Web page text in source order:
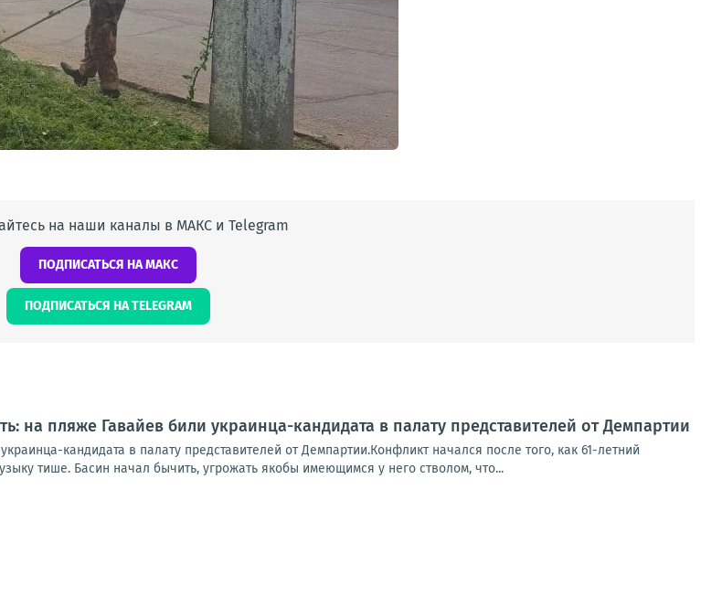
на наши каналы в МАКС и Telegram
ПОДПИСАТЬСЯ НА МАКС
ПОДПИСАТЬСЯ НА TELEGRAM
на пляже Гавайев били украинца-кандидата в палату представителей от Демпартии
кандидата в палату представителей от Демпартии.Конфликт начался после того, как 61-летний
тише. Басин начал бычить, угрожать якобы имеющимся у него стволом, что...